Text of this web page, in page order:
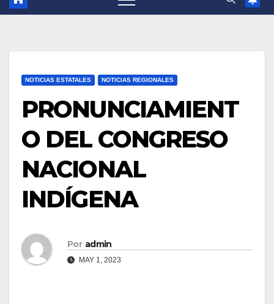
NOTICIAS ESTATALES NOTICIAS REGIONALES
PRONUNCIAMIENT
O DEL CONGRESO
NACIONAL
INDÍGENA
Por admin
MAY 1, 2023